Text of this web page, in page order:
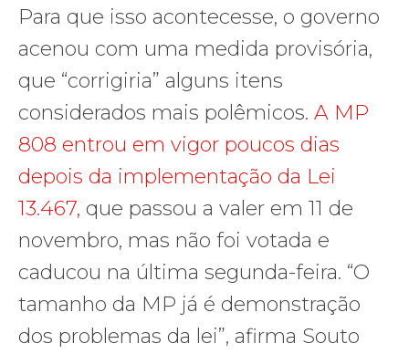
Para que isso acontecesse, o governo
acenou com uma medida provisória,
que “corrigiria” alguns itens
considerados mais polêmicos. A MP
808 entrou em vigor poucos dias
depois da implementação da Lei
13.467, que passou a valer em 11 de
novembro, mas não foi votada e
caducou na última segunda-feira. “O
tamanho da MP já é demonstração
dos problemas da lei”, afirma Souto